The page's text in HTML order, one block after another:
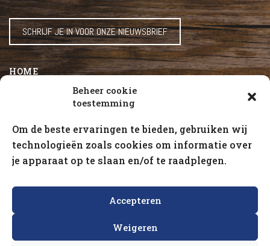
Beheer cookie
toestemming
Om de beste ervaringen te bieden, gebruiken wij
technologieën zoals cookies om informatie over
je apparaat op te slaan en/of te raadplegen.
Accepteren
Weigeren
SCHRIJF JE IN VOOR ONZE NIEUWSBRIEF
HOME
ONZE SAUZEN
OVER LA WILLIAM
GERECHTEN
NIEUWS
CAREER
VOOR PROFESSIONALS